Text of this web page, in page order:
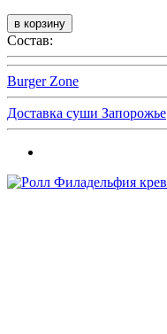
Состав:
Burger Zone
Доставка суши Запорожье